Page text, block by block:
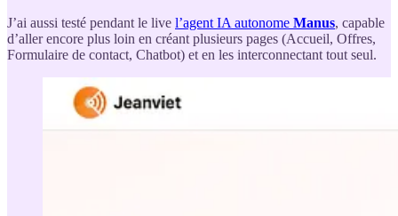
J’ai aussi testé pendant le live l’agent IA autonome Manus, capable
d’aller encore plus loin en créant plusieurs pages (Accueil, Offres,
Formulaire de contact, Chatbot) et en les interconnectant tout seul.